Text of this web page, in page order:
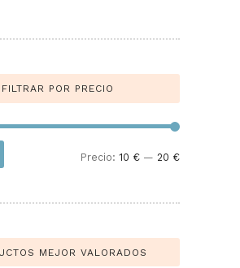
FILTRAR POR PRECIO
Precio: 10 € — 20 €
MEJOR VALORADOS